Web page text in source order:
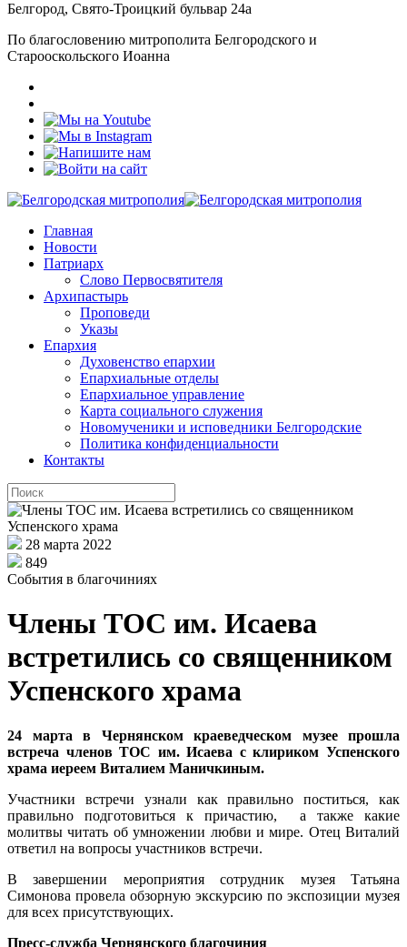
Белгород, Свято-Троицкий бульвар 24а
По благословению митрополита Белгородского и
Старооскольского Иоанна
Главная
Новости
Патриарх
Слово Первосвятителя
Архипастырь
Проповеди
Указы
Епархия
Духовенство епархии
Епархиальные отделы
Епархиальное управление
Карта социального служения
Новомученики и исповедники Белгородские
Политика конфиденциальности
Контакты
28 марта 2022
849
События в благочиниях
Члены ТОС им. Исаева
встретились со священником
Успенского храма
24 марта в Чернянском краеведческом музее прошла
встреча членов ТОС им. Исаева с клириком Успенского
храма иереем Виталием Маничкиным.
Участники встречи узнали как правильно поститься, как
правильно подготовиться к причастию, а также какие
молитвы читать об умножении любви и мире. Отец Виталий
ответил на вопросы участников встречи.
В завершении мероприятия сотрудник музея Татьяна
Симонова провела обзорную экскурсию по экспозиции музея
для всех присутствующих.
Пресс-служба Чернянского благочиния